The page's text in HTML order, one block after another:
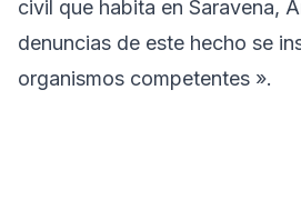
civil que habita en Saravena,
denuncias de este hecho se
organismos competentes ».